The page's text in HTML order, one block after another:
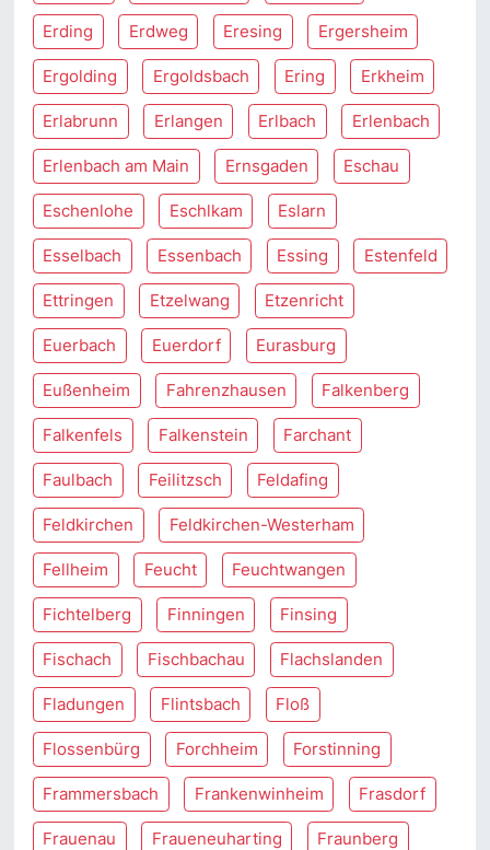
Erding Erdweg Eresing Ergersheim
Ergolding Ergoldsbach Ering Erkheim
Erlabrunn Erlangen Erlbach Erlenbach
Erlenbach am Main Ernsgaden Eschau
Eschenlohe Eschlkam Eslarn
Esselbach Essenbach Essing Estenfeld
Ettringen Etzelwang Etzenricht
Euerbach Euerdorf Eurasburg
Eußenheim Fahrenzhausen Falkenberg
Falkenfels Falkenstein Farchant
Faulbach Feilitzsch Feldafing
Feldkirchen Feldkirchen-Westerham
Fellheim Feucht Feuchtwangen
Fichtelberg Finningen Finsing
Fischach Fischbachau Flachslanden
Fladungen Flintsbach Floß
Flossenbürg Forchheim Forstinning
Frammersbach Frankenwinheim Frasdorf
Frauenau Fraueneuharting Fraunberg